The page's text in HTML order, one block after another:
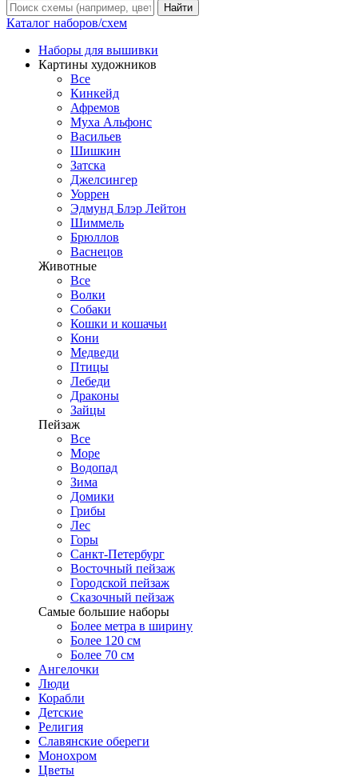
Найти
Каталог наборов/схем
Наборы для вышивки
Картины художников
Все
Кинкейд
Афремов
Муха Альфонс
Васильев
Шишкин
Затска
Джелсингер
Уоррен
Эдмунд Блэр Лейтон
Шиммель
Брюллов
Васнецов
Животные
Все
Волки
Собаки
Кошки и кошачьи
Кони
Медведи
Птицы
Лебеди
Драконы
Зайцы
Пейзаж
Все
Море
Водопад
Зима
Домики
Грибы
Лес
Горы
Санкт-Петербург
Восточный пейзаж
Городской пейзаж
Сказочный пейзаж
Самые большие наборы
Более метра в ширину
Более 120 см
Более 70 см
Ангелочки
Люди
Корабли
Детские
Религия
Славянские обереги
Монохром
Цветы